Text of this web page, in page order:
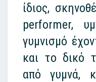
ίδιος,
performer,
γυμνισμό
και το δικό
από γυμνά,